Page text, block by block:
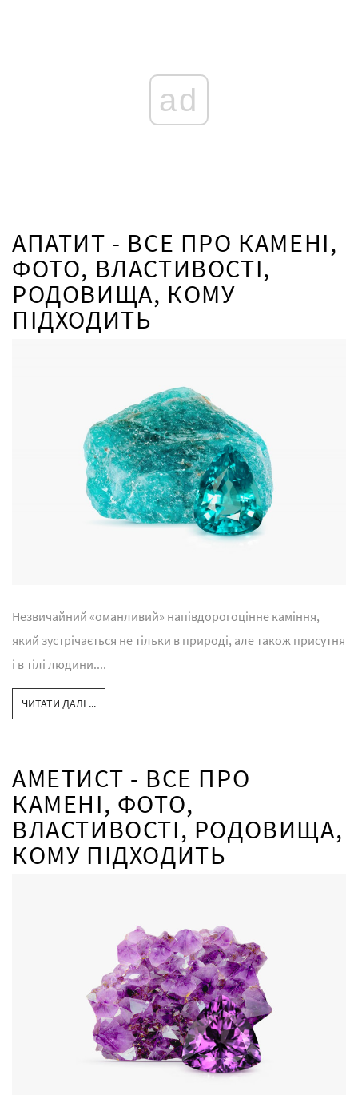
ad
АПАТИТ - ВСЕ ПРО КАМЕНІ,
ФОТО, ВЛАСТИВОСТІ,
РОДОВИЩА, КОМУ
ПІДХОДИТЬ
Незвичайний «оманливий» напівдорогоцінне каміння,
який зустрічається не тільки в природі, але також присутня
і в тілі людини....
ЧИТАТИ ДАЛІ ...
АМЕТИСТ - ВСЕ ПРО
КАМЕНІ, ФОТО,
ВЛАСТИВОСТІ, РОДОВИЩА,
КОМУ ПІДХОДИТЬ